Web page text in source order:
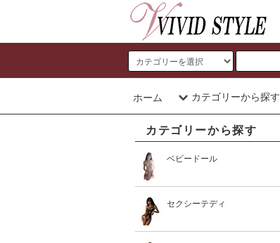
ホーム カテゴリーから探す
カテゴリーから探す
ベビードール
セクシーテディ